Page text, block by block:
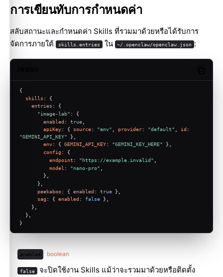
การเขียนทับการกำหนดค่า
สลับสถานะและกำหนดค่า Skills ที่รวมมาด้วยหรือได้รับการ
จัดการภายใต้
skills.entries ใน ~/.openclaw/openclaw.json :
{
skills : {
entries : {
"image-lab" : {
enabled : true
apiKey: { source: "env" , provider: "default" , id
"GEMINI_API_KEY" },
env: { GEMINI_API_KEY: "GEMINI_KEY_HERE" },
config : {
endpoint : "https://example.invalid"
model : "nano-pro"
        },
      },
peekaboo: { enabled : true },
sag : { enabled : false },
    },
  },
}
enabled boolean
false จะปิดใช้งาน Skills แม้ว่าจะรวมมาด้วยหรือติดตั้ง